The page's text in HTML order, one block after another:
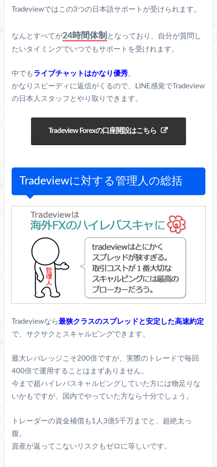
Tradeviewではこの3つの日本語サポートが受けられます。
なんとすべてが24時間体制 となっており、自分が質問し
たいタイミングでいつでもサポートを受けれます。
中でも ライブチャットはかなり優秀。
かなりスピーディに返信がくるので、LINE感覚でTradeview
の日本人スタッフとやり取りできます。
Tradeview Forexの口座開設はこちら
Tradeviewに対する管理人の総括
Tradeviewなら最狭クラスのスプレッドと安定した高速約定
で、サクサクとスキャルピングできます。
最大レバレッジこそ200倍ですが、実際のトレードで毎回
400倍で運用することはまずありません。
今まで超ハイレバスキャルピングしていた方には物足りな
いかもですが、国内でやっていた方なら十分でしょう。
トレーダーの資金補償も1人3億5千万までと、超絶太っ
腹。
資産が返ってこないリスクもゼロに等しいです。